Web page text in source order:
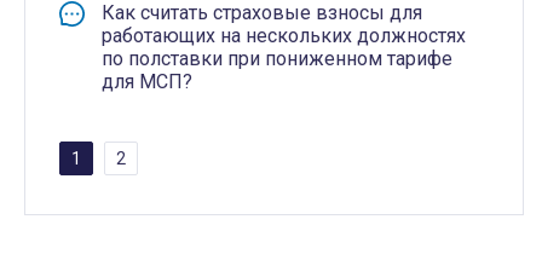
Как считать страховые взносы для
работающих на нескольких должностях
по полставки при пониженном тарифе
для МСП?
1 2